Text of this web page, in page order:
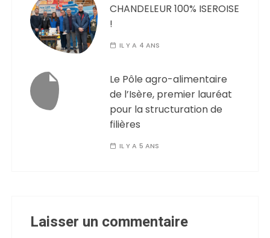
CHANDELEUR 100% ISEROISE
!
IL Y A 4 ANS
Le Pôle agro-alimentaire
de l’Isère, premier lauréat
pour la structuration de
filières
IL Y A 5 ANS
Laisser un commentaire